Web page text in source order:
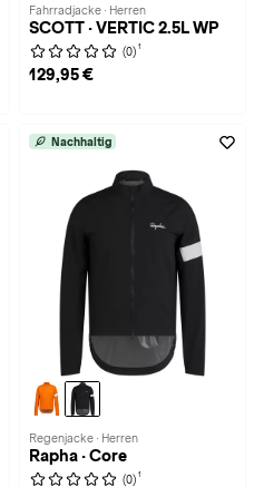
Fahrradjacke · Herren
SCOTT · VERTIC 2.5L WP
(0) 1
129,95 €
Nachhaltig
Regenjacke · Herren
Rapha · Core
(0) 1